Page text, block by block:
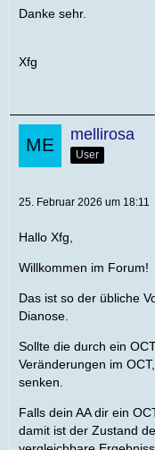
Danke sehr.
Xfg
mellirosa
User
25. Februar 2026 um 18:11
Hallo Xfg,
Willkommen im Forum!
Das ist so der übliche
Dianose.
Sollte die durch ein
Veränderungen im
senken.
Falls dein AA dir ein
damit ist der Zustand